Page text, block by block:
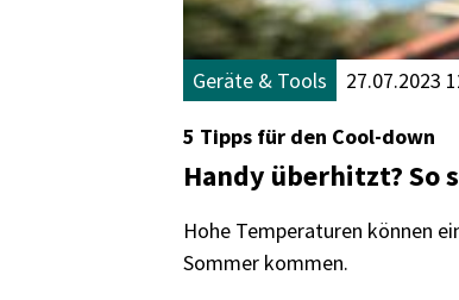
Geräte & Tools 27.07.2023
5 Tipps für den Cool-down
Handy überhitzt? So
Hohe Temperaturen können
Sommer kommen.